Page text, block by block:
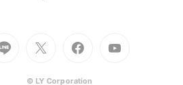
window)
Go
to
(Open
Go
to
(Open
Go
to
(Open
to
© LY Corporation